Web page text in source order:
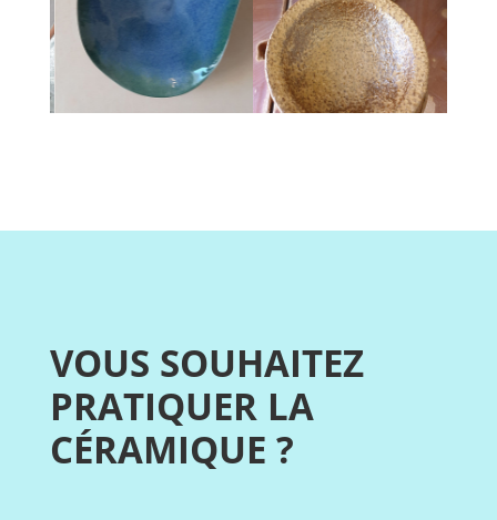
VOUS SOUHAITEZ
PRATIQUER LA
CÉRAMIQUE ?